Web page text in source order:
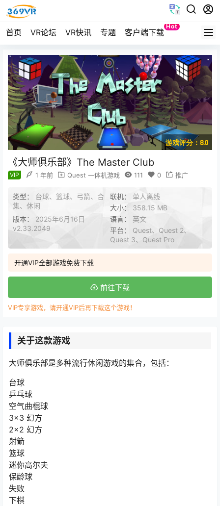
首页 VR论坛 VR快讯 专题 客户端下载
Hot
Quest
游戏评分：8.0
《大师俱乐部》The Master Club
VIP 1 年前 Quest 一体机游戏 111 0 推广
类型： 台球、篮球、弓箭、合
集、休闲
联机： 单人离线
大小： 358.15 MB
版本： 2025年6月16日
v2.33.2049
语言： 英文
平台： Quest、Quest 2、
Quest 3、Quest Pro
开通VIP全部游戏免费下载
前往下载
VIP专享游戏，请开通VIP后再下载这个游戏！
关于这款游戏
大师俱乐部是多种流行休闲游戏的集合，包括：
台球
乒乓球
空气曲棍球
3×3 幻方
2×2 幻方
射箭
篮球
迷你高尔夫
保龄球
失败
下棋